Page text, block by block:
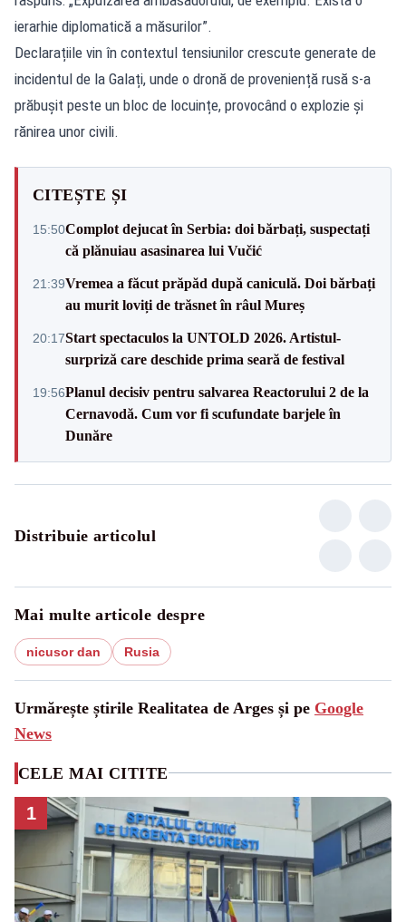
ierarhie diplomatică a măsurilor”.
Declarațiile vin în contextul tensiunilor crescute generate de
incidentul de la Galați, unde o dronă de proveniență rusă s-a
prăbușit peste un bloc de locuințe, provocând o explozie și
rănirea unor civili.
CITEȘTE ȘI
15:50Complot dejucat în Serbia: doi bărbați, suspectați
că plănuiau asasinarea lui Vučić
21:39Vremea a făcut prăpăd după caniculă. Doi bărbați
au murit loviți de trăsnet în râul Mureș
20:17Start spectaculos la UNTOLD 2026. Artistul-
surpriză care deschide prima seară de festival
19:56Planul decisiv pentru salvarea Reactorului 2 de la
Cernavodă. Cum vor fi scufundate barjele în
Dunăre
Distribuie articolul
Mai multe articole despre
nicusor dan Rusia
Urmărește știrile Realitatea de Arges și pe Google
News
CELE MAI CITITE
1